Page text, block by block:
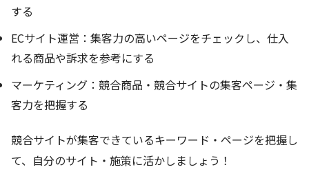
する
ECサイト運営：集客力の高いページをチェックし、仕入
れる商品や訴求を参考にする
マーケティング：競合商品・競合サイトの集客ページ・集
客力を把握する
競合サイトが集客できているキーワード・ページを把握し
て、自分のサイト・施策に活かしましょう！